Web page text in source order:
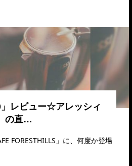
」レビュー☆アレッシィ
の直…
FORESTHILLS」に、何度か登場